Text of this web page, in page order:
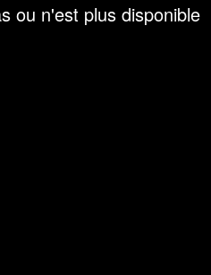
ou n'est plus disponible